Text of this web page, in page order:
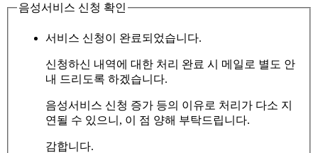
음성서비스 신청 확인
서비스 신청이 완료되었습니다.
신청하신 내역에 대한 처리 완료 시 메일로 별도 안
내 드리도록 하겠습니다.
음성서비스 신청 증가 등의 이유로 처리가 다소 지
연될 수 있으니, 이 점 양해 부탁드립니다.
감합니다.